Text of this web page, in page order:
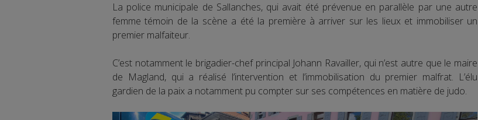
La police municipale de Sallanches, qui avait été prévenue en parallèle par une autre
femme témoin de la scène a été la première à arriver sur les lieux et immobiliser un
premier malfaiteur.
C’est notamment le brigadier-chef principal Johann Ravailler, qui n’est autre que le maire
de Magland, qui a réalisé l’intervention et l’immobilisation du premier malfrat. L’élu
gardien de la paix a notamment pu compter sur ses compétences en matière de judo.